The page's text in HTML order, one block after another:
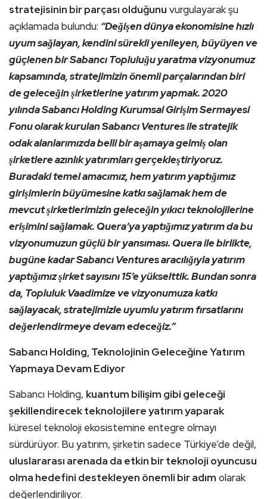
stratejisinin bir parçası olduğunu vurgulayarak şu
açıklamada bulundu: “Değişen dünya ekonomisine hızlı
uyum sağlayan, kendini sürekli yenileyen, büyüyen ve
güçlenen bir Sabancı Topluluğu yaratma vizyonumuz
kapsamında, stratejimizin önemli parçalarından biri
de geleceğin şirketlerine yatırım yapmak. 2020
yılında Sabancı Holding Kurumsal Girişim Sermayesi
Fonu olarak kurulan Sabancı Ventures ile stratejik
odak alanlarımızda belli bir aşamaya gelmiş olan
şirketlere azınlık yatırımları gerçekleştiriyoruz.
Buradaki temel amacımız, hem yatırım yaptığımız
girişimlerin büyümesine katkı sağlamak hem de
mevcut şirketlerimizin geleceğin yıkıcı teknolojilerine
erişimini sağlamak. Quera’ya yaptığımız yatırım da bu
vizyonumuzun güçlü bir yansıması. Quera ile birlikte,
bugüne kadar Sabancı Ventures aracılığıyla yatırım
yaptığımız şirket sayısını 15’e yükselttik. Bundan sonra
da, Topluluk Vaadimize ve vizyonumuza katkı
sağlayacak, stratejimizle uyumlu yatırım fırsatlarını
değerlendirmeye devam edeceğiz.”
Sabancı Holding, Teknolojinin Geleceğine Yatırım
Yapmaya Devam Ediyor
Sabancı Holding, kuantum bilişim gibi geleceği
şekillendirecek teknolojilere yatırım yaparak
küresel teknoloji ekosistemine entegre olmayı
sürdürüyor. Bu yatırım, şirketin sadece Türkiye’de değil,
uluslararası arenada da etkin bir teknoloji oyuncusu
olma hedefini destekleyen önemli bir adım olarak
değerlendiriliyor.